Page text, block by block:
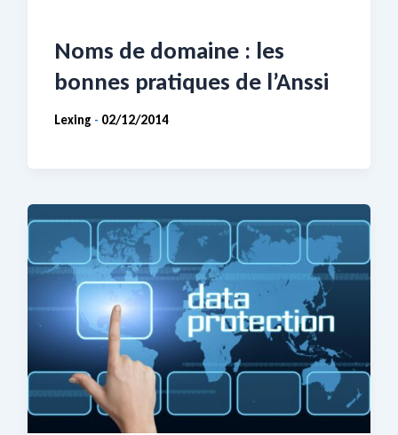
Noms de domaine : les
bonnes pratiques de l’Anssi
Lexing - 02/12/2014